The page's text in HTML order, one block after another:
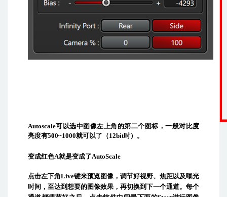
Autoscale可以选中图像左上角的第二个图标，一般对比度
亮度有500~1000就可以了（12bit时）。
变成红色A就是变成了AutoScale
点击左下角Live键来预览图像，调节好视野、焦距以及曝光
时间，至达到想要的图像效果，再切换到下一个通道。每个